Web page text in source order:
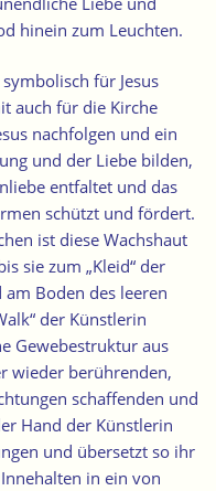
hinein zum Leuchten.
für Jesus
auch für die Kirche
nachfolgen und ein
und der Liebe bilden,
entfaltet und das
schützt und fördert.
ist diese Wachshaut
sie zum „Kleid“ der
Boden des leeren
der Künstlerin
Gewebestruktur aus
wieder berührenden,
schaffenden und
Hand der Künstlerin
und übersetzt so ihr
in ein von